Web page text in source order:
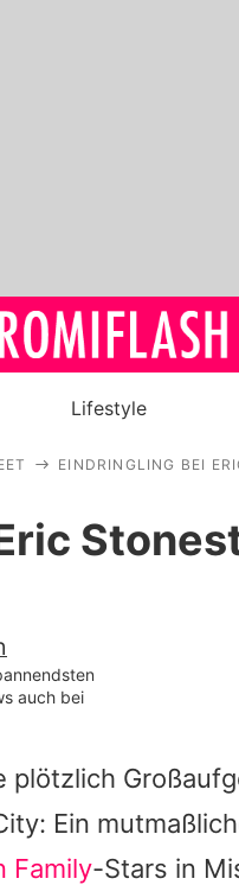
Royals
Stars
Familie & Liebe
Themen auf Promiflash
Lifestyle
EINDRINGLING BEI
auch bei
Ein
Family-Stars in